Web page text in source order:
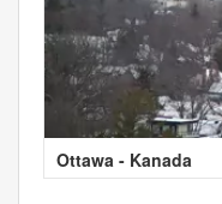
Ottawa - Kanada